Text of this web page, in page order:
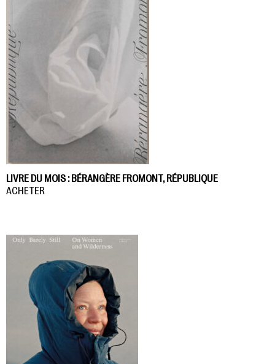
LIVRE DU MOIS : BÉRANGÈRE FROMONT, RÉPUBLIQUE
ACHETER